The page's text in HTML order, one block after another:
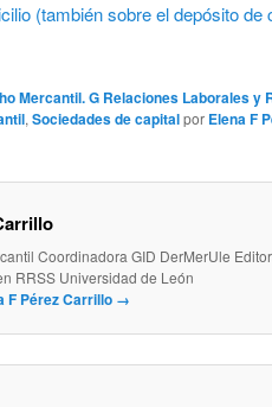
(también sobre el depósito de
Mercantil. G Relaciones Laborales y
, Sociedades de capitalpor Elena F
Coordinadora GID DerMerUle
RRSS Universidad de León
F Pérez Carrillo →